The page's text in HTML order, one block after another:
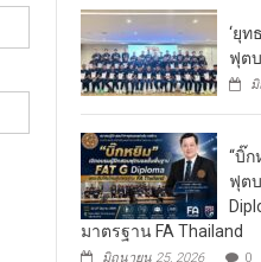
‘ยุท
ฟุต
“บิ๊ก
ฟุต
มาตรฐาน FA Thailand
มิถุนายน 25, 2026 0